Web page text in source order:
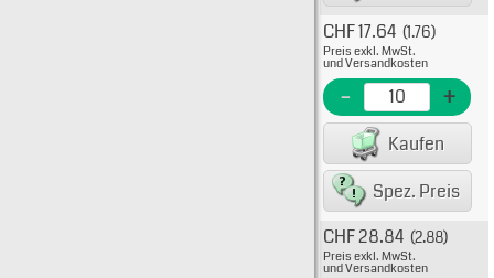
EME
CHF 17.64 (1.76)
Preis exkl. MwSt.
und Versandkosten
- +
Kaufen
Spez. Preis
Typ:
CHF 28.84 (2.88)
Preis exkl. MwSt.
und Versandkosten